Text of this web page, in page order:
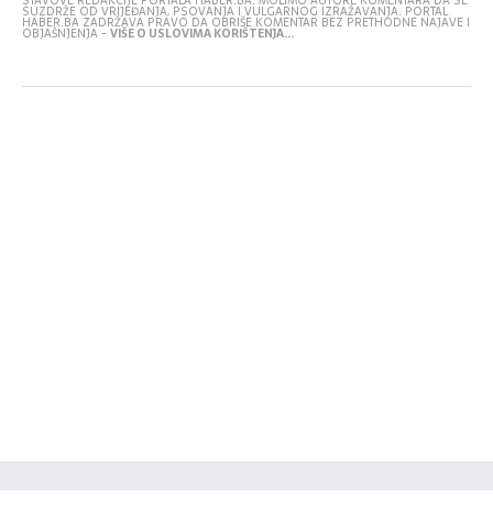
SUZDRŽE OD VRIJEĐANJA, PSOVANJA I VULGARNOG IZRAŽAVANJA. PORTAL
HABER.BA ZADRŽAVA PRAVO DA OBRIŠE KOMENTAR BEZ PRETHODNE NAJAVE I
OBJAŠNJENJA -VIŠE O USLOVIMA KORIŠTENJA...